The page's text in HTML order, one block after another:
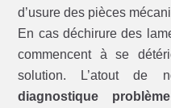
d’usure des pièces
En cas déchirure des
commencent à se
solution. L’atout de
diagnostique